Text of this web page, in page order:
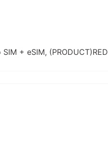
+ eSIM, (PRODUCT)RED